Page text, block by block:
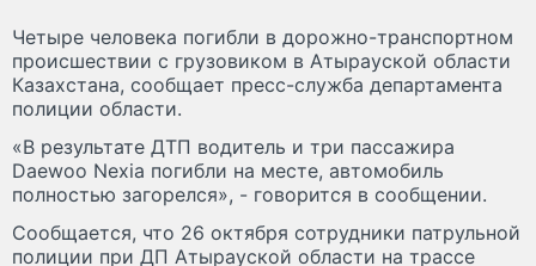
Четыре человека погибли в дорожно-транспортном
происшествии с грузовиком в Атырауской области
Казахстана, сообщает пресс-служба департамента
полиции области.
«В результате ДТП водитель и три пассажира
Daewoo Nexia погибли на месте, автомобиль
полностью загорелся», - говорится в сообщении.
Сообщается, что 26 октября сотрудники патрульной
полиции при ДП Атырауской области на трассе